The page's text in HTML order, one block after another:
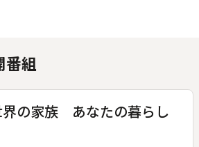
番組
の家族 あなたの暮らし